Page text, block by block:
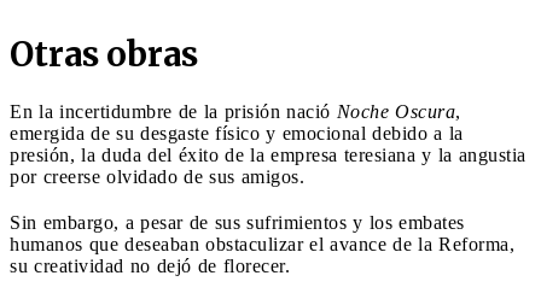
Otras obras
En la incertidumbre de la prisión nació Noche Oscura,
emergida de su desgaste físico y emocional debido a la
presión, la duda del éxito de la empresa teresiana y la angustia
por creerse olvidado de sus amigos.
Sin embargo, a pesar de sus sufrimientos y los embates
humanos que deseaban obstaculizar el avance de la Reforma,
su creatividad no dejó de florecer.